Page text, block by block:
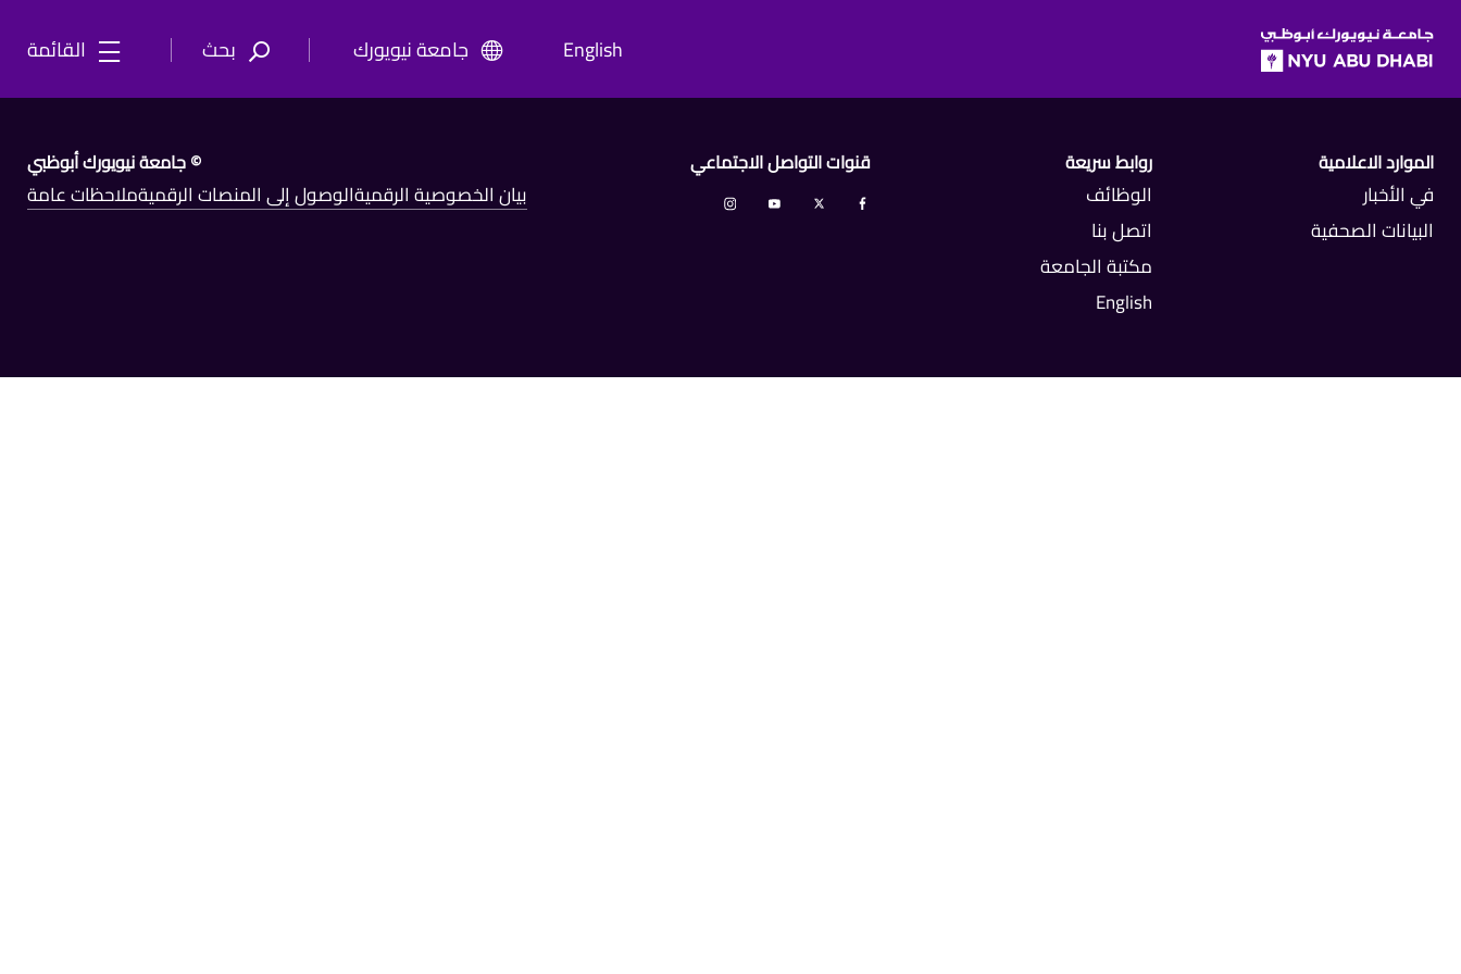
SKIP TO ALL NYU NAVIGATION
SKIP TO MAIN CONTENT
English جامعة نيويورك بحث القائمة
الموارد الاعلامية
في الأخبار
البيانات الصحفية
روابط سريعة
الوظائف
اتصل بنا
مكتبة الجامعة
English
قنوات التواصل الاجتماعي © جامعة نيويورك أبوظبي
بيان الخصوصية الرقميةالوصول إلى المنصات الرقميةملاحظات عامة